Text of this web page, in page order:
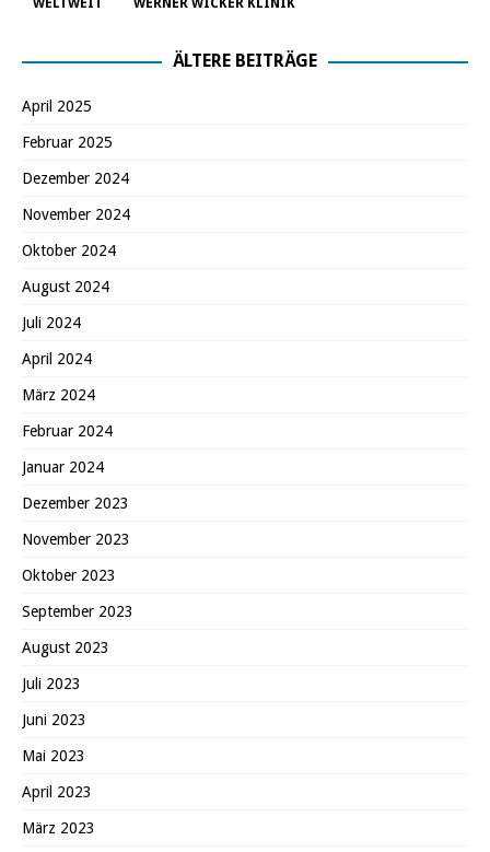
WELTWEIT WERNER WICKER KLINIK
ÄLTERE BEITRÄGE
April 2025
Februar 2025
Dezember 2024
November 2024
Oktober 2024
August 2024
Juli 2024
April 2024
März 2024
Februar 2024
Januar 2024
Dezember 2023
November 2023
Oktober 2023
September 2023
August 2023
Juli 2023
Juni 2023
Mai 2023
April 2023
März 2023